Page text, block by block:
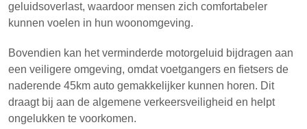
geluidsoverlast, waardoor mensen zich comfortabeler
kunnen voelen in hun woonomgeving.
Bovendien kan het verminderde motorgeluid bijdragen aan
een veiligere omgeving, omdat voetgangers en fietsers de
naderende 45km auto gemakkelijker kunnen horen. Dit
draagt bij aan de algemene verkeersveiligheid en helpt
ongelukken te voorkomen.